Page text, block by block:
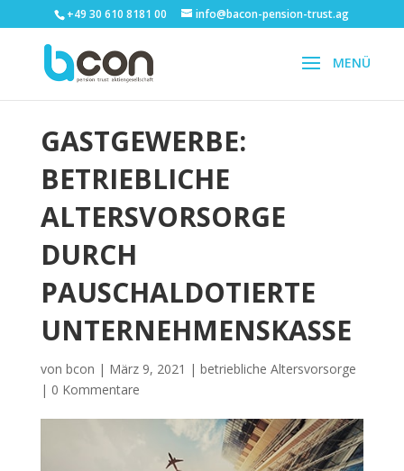
+49 30 610 8181 00 info@bacon-pension-trust.ag
GASTGEWERBE:
BETRIEBLICHE
ALTERSVORSORGE
DURCH
PAUSCHALDOTIERTE
UNTERNEHMENSKASSE
von bcon | März 9, 2021 | betriebliche Altersvorsorge
| 0 Kommentare